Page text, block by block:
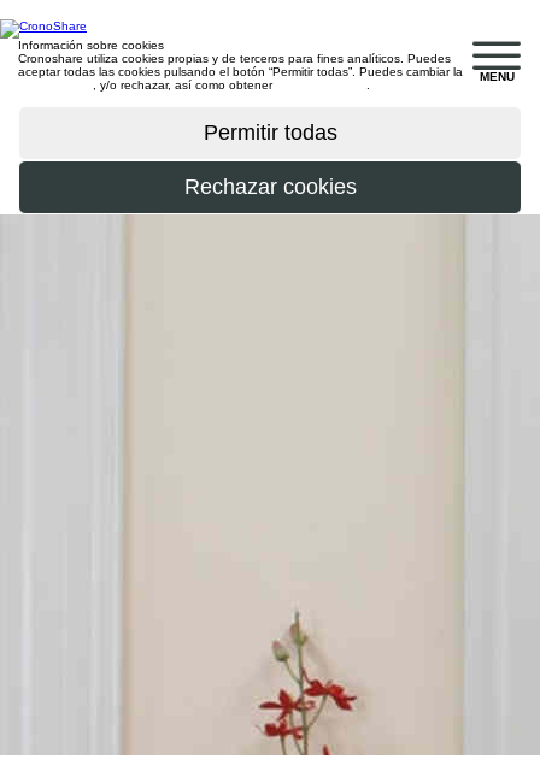
MENU
Información sobre cookies
Cronoshare utiliza cookies propias y de terceros para fines analíticos. Puedes
aceptar todas las cookies pulsando el botón “Permitir todas”. Puedes cambiar la
, y/o rechazar, así como obtener